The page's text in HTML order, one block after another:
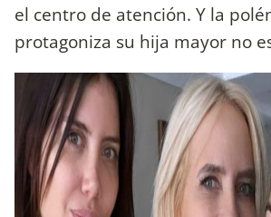
el centro de atención. Y la
protagoniza su hija mayor no